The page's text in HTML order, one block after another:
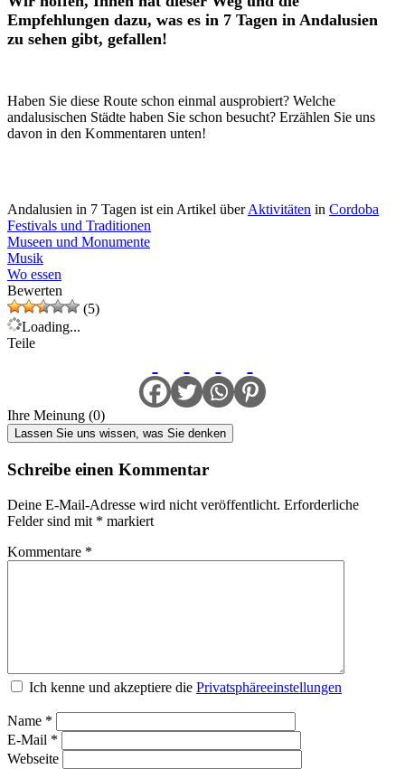
Empfehlungen dazu, was es in 7 Tagen in Andalusien
zu sehen gibt, gefallen!
Haben Sie diese Route schon einmal ausprobiert? Welche
andalusischen Städte haben Sie schon besucht? Erzählen Sie uns
davon in den Kommentaren unten!
Andalusien in 7 Tagen ist ein Artikel überAktivitäten in Cordoba
Festivals und Traditionen
Museen und Monumente
Musik
Wo essen
Bewerten
(5)
Loading...
Teile
Ihre Meinung (0)
Lassen Sie uns wissen, was Sie denken
Schreibe einen Kommentar
Deine E-Mail-Adresse wird nicht veröffentlicht. Erforderliche
Felder sind mit * markiert
Kommentare *
Ich kenne und akzeptiere die Privatsphäreeinstellungen
Name *
E-Mail *
Webseite